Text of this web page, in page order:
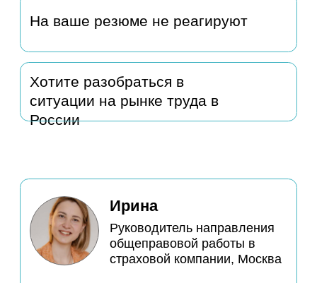
впечатление, которое я хочу
буквально на следующий день.
Нравится, как куратор даёт
комментарии по выполненному
заданию – эти комментарии
Андрей Крюк
Директор программ по
экспертизе проектов
наземной инфраструктуры
в Петербурге, Газпром
нефть – НТЦ